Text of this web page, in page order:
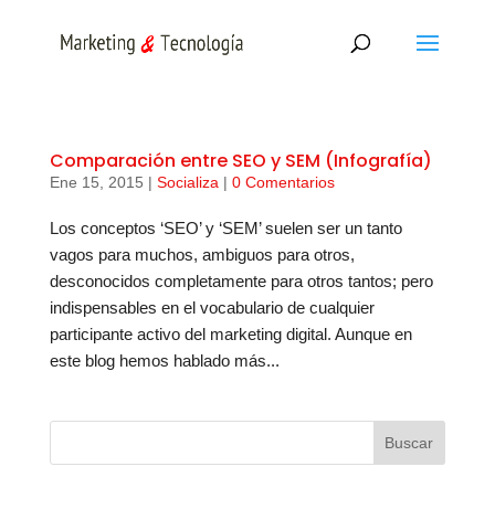
Comparación entre SEO y SEM (Infografía)
Ene 15, 2015 | Socializa | 0 Comentarios
Los conceptos ‘SEO’ y ‘SEM’ suelen ser un tanto
vagos para muchos, ambiguos para otros,
desconocidos completamente para otros tantos; pero
indispensables en el vocabulario de cualquier
participante activo del marketing digital. Aunque en
este blog hemos hablado más...